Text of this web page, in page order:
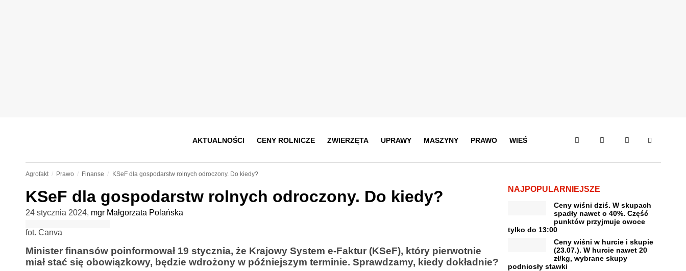
AKTUALNOŚCI CENY ROLNICZE ZWIERZĘTA UPRAWY MASZYNY PRAWO WIEŚ
Agrofakt Prawo Finanse KSeF dla gospodarstw rolnych odroczony. Do kiedy?
KSeF dla gospodarstw rolnych odroczony. Do kiedy?
24 stycznia 2024, mgr Małgorzata Polańska
fot. Canva
Minister finansów poinformował 19 stycznia, że Krajowy System e-Faktur (KSeF), który pierwotnie
miał stać się obowiązkowy, będzie wdrożony w późniejszym terminie. Sprawdzamy, kiedy dokładnie?
NAJPOPULARNIEJSZE
Ceny wiśni dziś. W skupach
spadły nawet o 40%. Część
punktów przyjmuje owoce
tylko do 13:00
Ceny wiśni w hurcie i skupie
(23.07.). W hurcie nawet 20
zł/kg, wybrane skupy
podniosły stawki